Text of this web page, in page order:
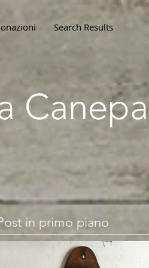
Search Results
Canepa
in primo piano